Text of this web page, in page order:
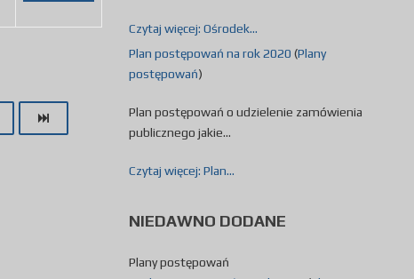
Czytaj więcej: Ośrodek...
Plan postępowań na rok 2020 (Plany
postępowań)
Plan postępowań o udzielenie zamówienia
publicznego jakie...
Czytaj więcej: Plan...
NIEDAWNO DODANE
Plany postępowań